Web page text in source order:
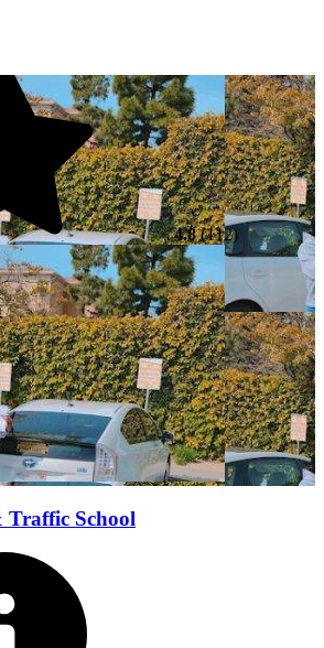
4.8(112)
School